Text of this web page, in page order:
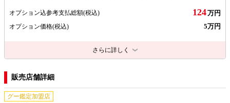
オプション込参考支払総額(税込) 124万円
オプション価格(税込) 5万円
さらに詳しく
販売店舗詳細
グー鑑定加盟店